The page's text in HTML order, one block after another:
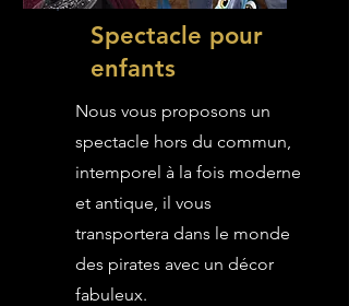
Spectacle pour
enfants
Nous vous proposons un
spectacle hors du commun,
intemporel à la fois moderne
et antique, il vous
transportera dans le monde
des pirates avec un décor
fabuleux.